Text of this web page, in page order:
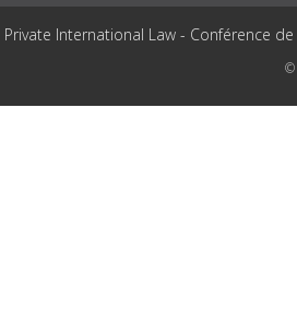
International Law - Conférence
©